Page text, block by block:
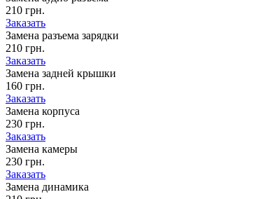
210 грн.
Заказать
Замена разъема зарядки
210 грн.
Заказать
Замена задней крышки
160 грн.
Заказать
Замена корпуса
230 грн.
Заказать
Замена камеры
230 грн.
Заказать
Замена динамика